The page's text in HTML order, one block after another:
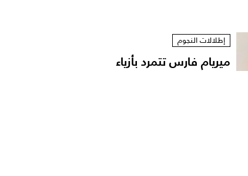
إطلالات النجوم
ميريام فارس تتمرد بأزياء
مستوحاة من الخزانة...